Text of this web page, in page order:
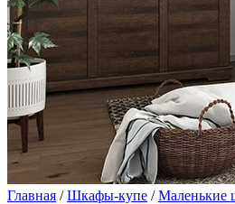
Главная /Шкафы-купе /Маленькие